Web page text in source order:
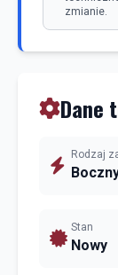
zmianie.
Dane
Rodzaj
Stan
Nowy